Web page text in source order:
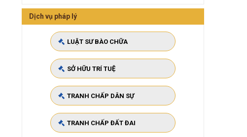
HIỆU LỰC ĐỐI KHÁNG VỚI BÊN THỨ BA
Quy định cá nhân nhận thế chấp QSD đất, tài sản
gắn liền với đất
VĂN PHÒNG LUẬT SƯ TƯ VẤN MIỄN PHÍ QUA ĐIỆN
THOẠI TẠI TP HCM
Xem tất cả
Dịch vụ pháp lý
LUẬT SƯ BÀO CHỮA
SỞ HỮU TRÍ TUỆ
TRANH CHẤP DÂN SỰ
TRANH CHẤP ĐẤT ĐAI